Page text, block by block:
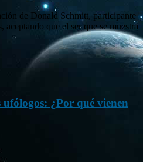
de Donald Schmitt, participante
aceptando que el ser que se muestra
¿Por qué vienen